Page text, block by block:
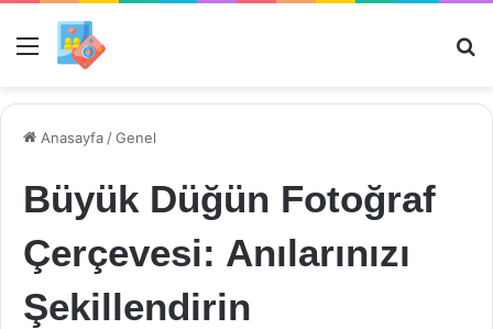
Menü
Anasayfa /Genel
Büyük Düğün Fotoğraf
Çerçevesi: Anılarınızı
Şekillendirin